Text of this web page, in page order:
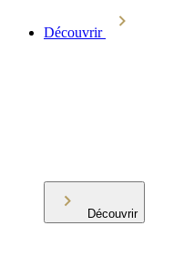
Découvrir
Découvrir